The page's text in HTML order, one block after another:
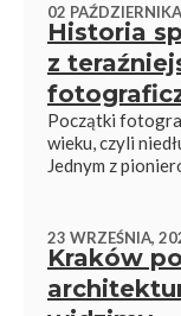
02
Historia
z
Początki
wieku, czyli
Jednym z
23 WRZEŚNIA,
Kraków